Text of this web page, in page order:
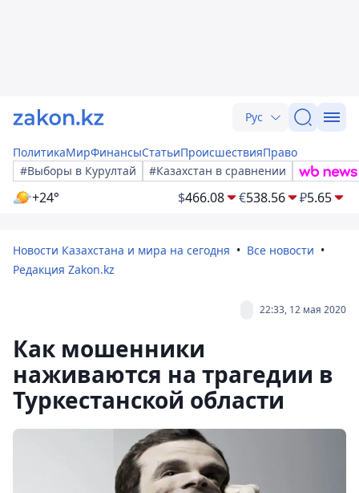
Рус
ПолитикаМирФинансыСтатьиПроисшествияПраво
#Выборы в Курултай
#Казахстан в сравнении
+24° $466.08 €538.56 ₽5.65
Новости Казахстана и мира на сегодня
Все новости
Редакция Zakon.kz
22:33, 12 мая 2020
Как мошенники
наживаются на трагедии в
Туркестанской области